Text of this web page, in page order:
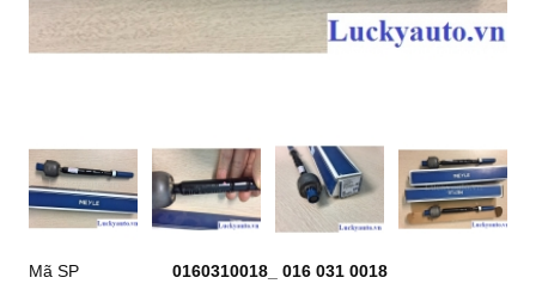
Mã SP
0160310018_ 016 031 0018